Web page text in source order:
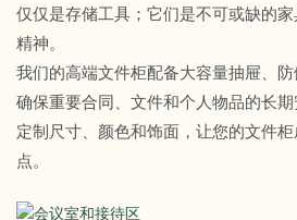
仅仅是存储工具；它们是不可或缺的
精神。
我们的高端文件柜配备大容量抽屉、防
确保重要合同、文件和个人物品的长
定制尺寸、颜色和饰面，让您的文件
点。